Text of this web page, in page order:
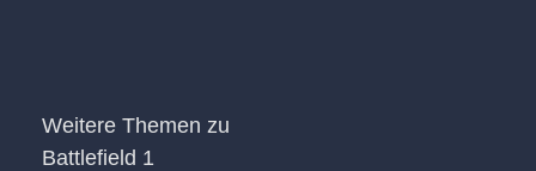
Weitere Themen zu
Battlefield 1